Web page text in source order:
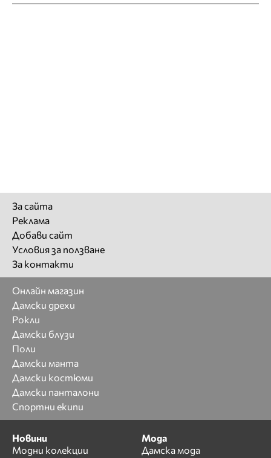
За сайта
Реклама
Добави сайт
Условия за ползване
За контакти
Онлайн магазин
Дамски дрехи
Рокли
Дамски блузи
Поли
Дамски манта
Дамски костюми
Дамски панталони
Спортни екипи
Новини
Модни колекции
Мода
Дамска мода